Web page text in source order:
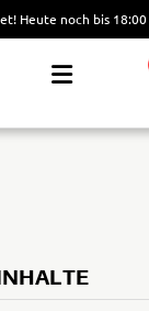
Heute noch bis 18:00